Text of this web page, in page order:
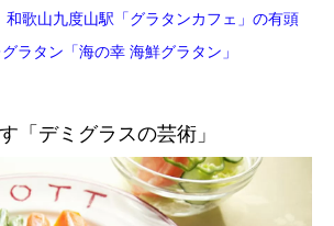
和歌山九度山駅「グラタンカフェ」の有頭
ラタン「海の幸 海鮮グラタン」
「デミグラスの芸術」